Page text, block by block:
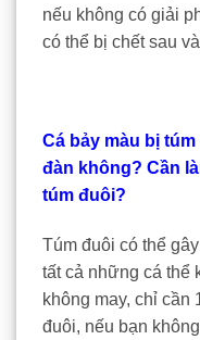
nếu không có giải
có thể bị chết sau
Cá bảy màu bị
đàn không? Cần
túm đuôi?
Túm đuôi có thể
tất cả những cá thể
không may, chỉ cần
đuôi, nếu bạn